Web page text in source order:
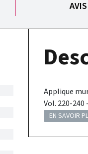
Applique
Vol. 220-240
EN SAVOIR